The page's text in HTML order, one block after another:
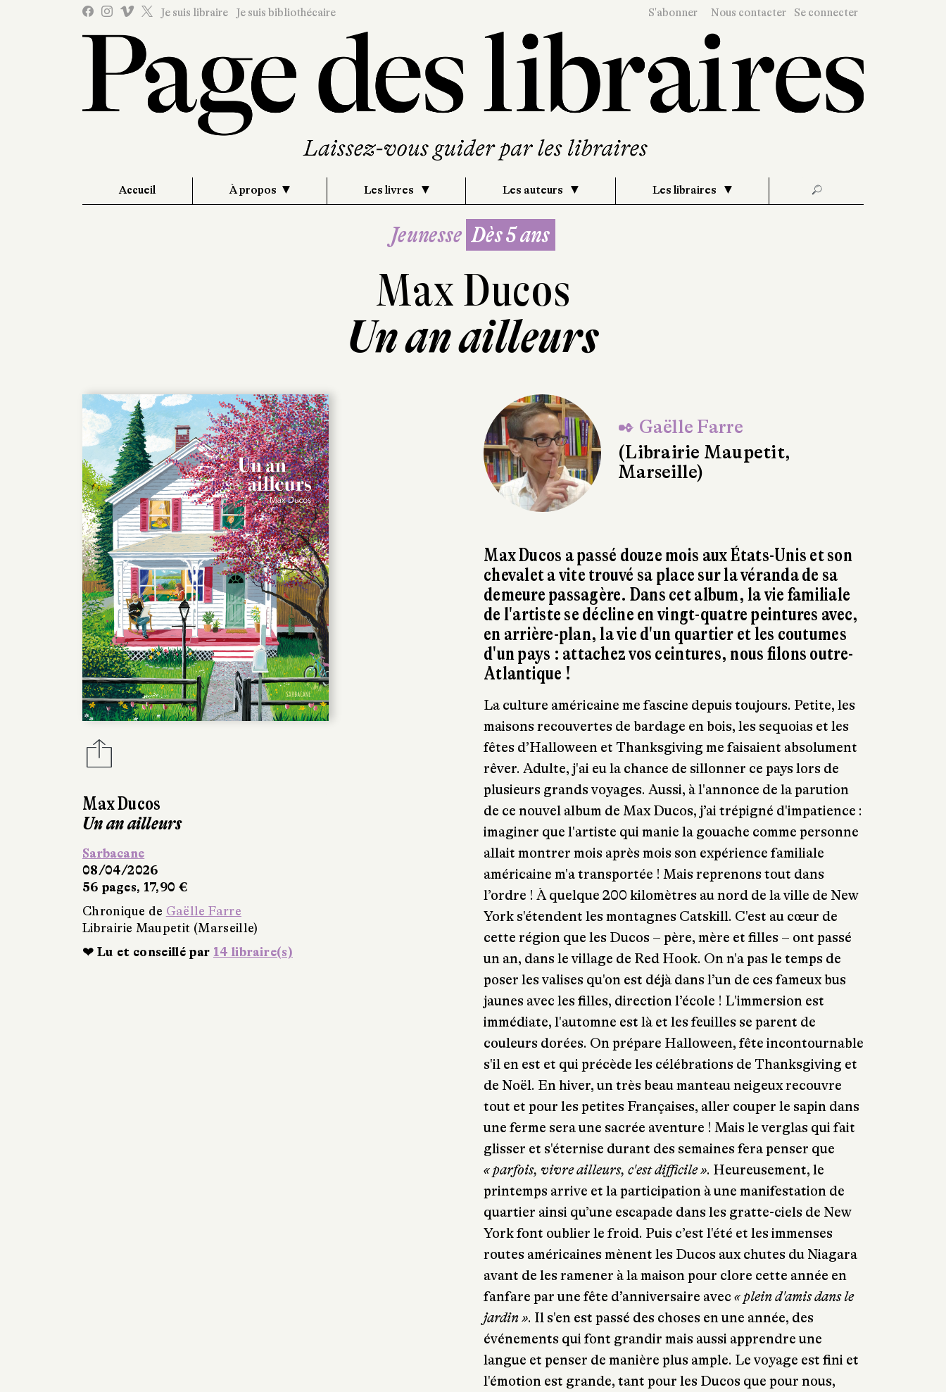
Je suis libraire Je suis bibliothécaire S'abonner Nous contacter Se connecter
Accueil À propos Les livres Les auteurs Les libraires 🔎
Jeunesse Dès 5 ans
Max Ducos
Un an ailleurs
Max Ducos
Un an ailleurs
Sarbacane
08/04/2026
56 pages, 17,90 €
Chronique de Gaëlle Farre
Librairie Maupetit (Marseille)
❤ Lu et conseillé par 14 libraire(s)
✒ Gaëlle Farre
(Librairie Maupetit,
Marseille)
Max Ducos a passé douze mois aux États-Unis et son
chevalet a vite trouvé sa place sur la véranda de sa
demeure passagère. Dans cet album, la vie familiale
de l'artiste se décline en vingt-quatre peintures avec,
en arrière-plan, la vie d'un quartier et les coutumes
d'un pays : attachez vos ceintures, nous filons outre-
Atlantique !
La culture américaine me fascine depuis toujours. Petite, les
maisons recouvertes de bardage en bois, les sequoias et les
fêtes d’Halloween et Thanksgiving me faisaient absolument
rêver. Adulte, j'ai eu la chance de sillonner ce pays lors de
plusieurs grands voyages. Aussi, à l'annonce de la parution
de ce nouvel album de Max Ducos, j’ai trépigné d'impatience :
imaginer que l'artiste qui manie la gouache comme personne
allait montrer mois après mois son expérience familiale
américaine m'a transportée ! Mais reprenons tout dans
l’ordre ! À quelque 200 kilomètres au nord de la ville de New
York s'étendent les montagnes Catskill. C'est au cœur de
cette région que les Ducos – père, mère et filles – ont passé
un an, dans le village de Red Hook. On n'a pas le temps de
poser les valises qu'on est déjà dans l’un de ces fameux bus
jaunes avec les filles, direction l’école ! L'immersion est
immédiate, l'automne est là et les feuilles se parent de
couleurs dorées. On prépare Halloween, fête incontournable
s'il en est et qui précède les célébrations de Thanksgiving et
de Noël. En hiver, un très beau manteau neigeux recouvre
tout et pour les petites Françaises, aller couper le sapin dans
une ferme sera une sacrée aventure ! Mais le verglas qui fait
glisser et s'éternise durant des semaines fera penser que
« parfois, vivre ailleurs, c'est difficile ». Heureusement, le
printemps arrive et la participation à une manifestation de
quartier ainsi qu’une escapade dans les gratte-ciels de New
York font oublier le froid. Puis c’est l'été et les immenses
routes américaines mènent les Ducos aux chutes du Niagara
avant de les ramener à la maison pour clore cette année en
fanfare par une fête d’anniversaire avec « plein d'amis dans le
jardin ». Il s'en est passé des choses en une année, des
événements qui font grandir mais aussi apprendre une
langue et penser de manière plus ample. Le voyage est fini et
l'émotion est grande, tant pour les Ducos que pour nous,